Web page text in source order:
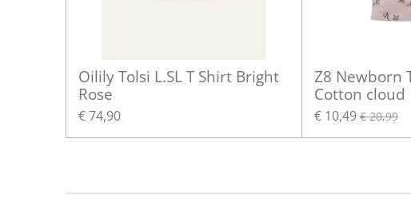
Oilily Tolsi L.SL T Shirt Bright
Rose
€ 74,90
Z8 Newborn
Cotton cloud
€ 10,49 € 20,99